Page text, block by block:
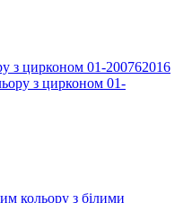
з цирконом 01-